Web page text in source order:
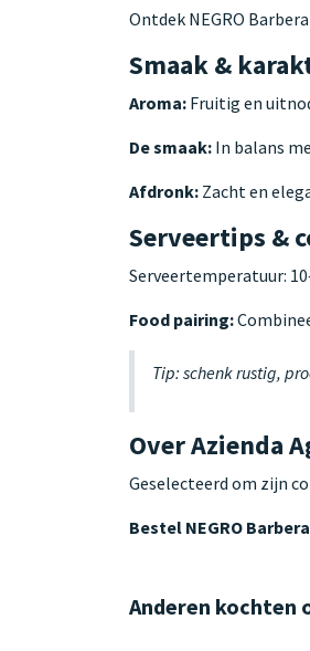
Ontdek NEGRO
Smaak &
Aroma: Fruitig en
De smaak: In balans
Afdronk: Zacht en
Serveertips &
Serveertemperatuur:
Food pairing:
Tip: schenk rustig,
Over Azienda
Geselecteerd om zijn
Bestel NEGRO
Anderen kochten